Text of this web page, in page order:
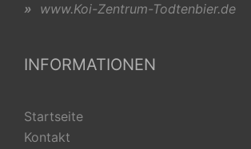
» www.Koi-Zentrum-Todtenbier.de
INFORMATIONEN
Startseite
Kontakt